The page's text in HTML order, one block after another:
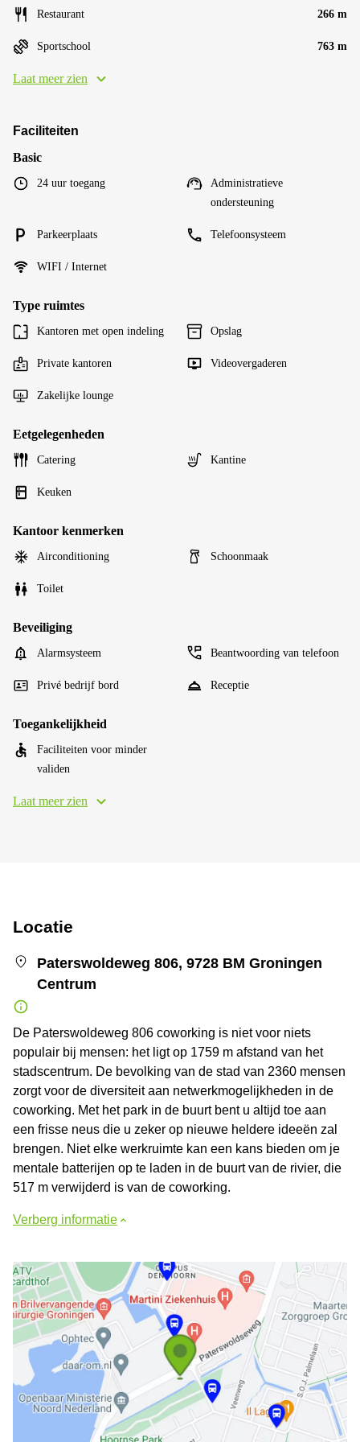
Restaurant 266 m
Sportschool 763 m
Laat meer zien
Faciliteiten
Basic
24 uur toegang
Administratieve
ondersteuning
Parkeerplaats Telefoonsysteem
WIFI / Internet
Type ruimtes
Kantoren met open indeling Opslag
Private kantoren Videovergaderen
Zakelijke lounge
Eetgelegenheden
Catering Kantine
Keuken
Kantoor kenmerken
Airconditioning Schoonmaak
Toilet
Beveiliging
Alarmsysteem Beantwoording van telefoon
Privé bedrijf bord Receptie
Toegankelijkheid
Faciliteiten voor minder
validen
Laat meer zien
Locatie
Paterswoldeweg 806, 9728 BM Groningen
Centrum
De Paterswoldeweg 806 coworking is niet voor niets
populair bij mensen: het ligt op 1759 m afstand van het
stadscentrum. De bevolking van de stad van 2360 mensen
zorgt voor de diversiteit aan netwerkmogelijkheden in de
coworking. Met het park in de buurt bent u altijd toe aan
een frisse neus die u zeker op nieuwe heldere ideeën zal
brengen. Niet elke werkruimte kan een kans bieden om je
mentale batterijen op te laden in de buurt van de rivier, die
517 m verwijderd is van de coworking.
Verberg informatie